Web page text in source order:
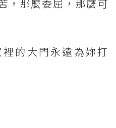
，那麼委屈，那麼可
的大門永遠為妳打